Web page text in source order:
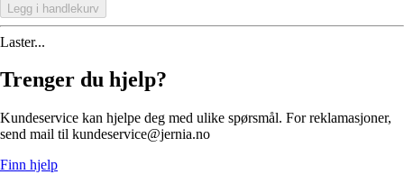
Legg i handlekurv
Laster...
Trenger du hjelp?
Kundeservice kan hjelpe deg med ulike spørsmål. For reklamasjoner,
send mail til kundeservice@jernia.no
Finn hjelp